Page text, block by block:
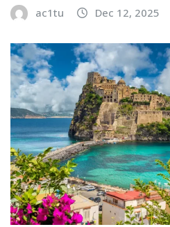
ac1tu Dec 12, 2025